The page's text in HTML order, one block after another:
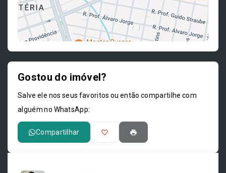
Gostou do imóvel?
Salve ele nos seus favoritos ou então compartilhe com
alguém no WhatsApp:
Compartilhar